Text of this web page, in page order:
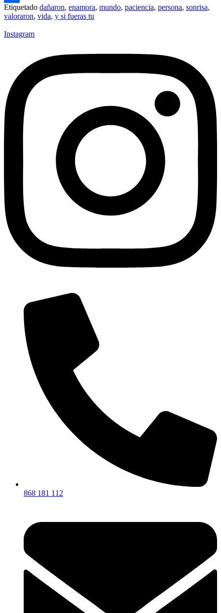
Compartir
Etiquetado dañaron, enamora, mundo, paciencia, persona, sonrisa,
valoraron, vida, y si fueras tu
Instagram
868 181 112